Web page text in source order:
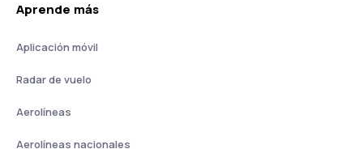
Aprende más
Aplicación móvil
Radar de vuelo
Aerolíneas
Aerolíneas nacionales